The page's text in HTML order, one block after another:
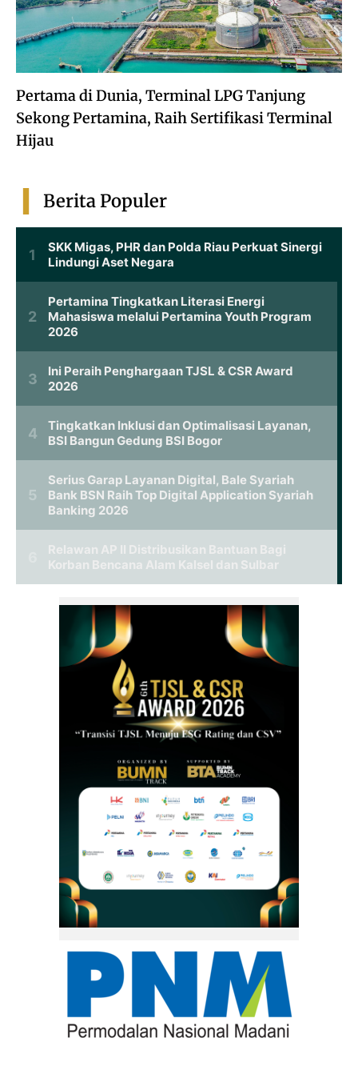
Pertama di Dunia, Terminal LPG Tanjung
Sekong Pertamina, Raih Sertifikasi Terminal
Hijau
Berita Populer